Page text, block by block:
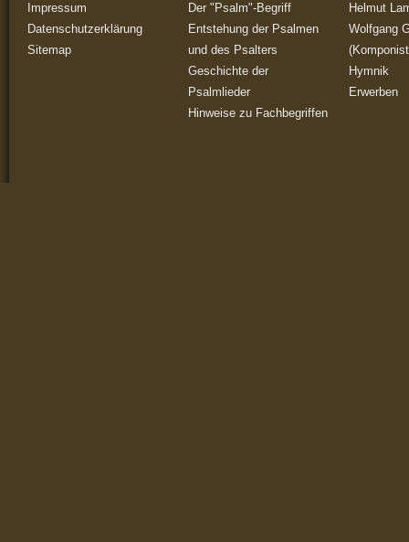
Impressum
Datenschutzerklärung
Sitemap
Der "Psalm"-Begriff
Entstehung der Psalmen
und des Psalters
Geschichte der
Psalmlieder
Hinweise zu Fachbegriffen
Helmut
Wolfgang
Hymnik
Erwerben